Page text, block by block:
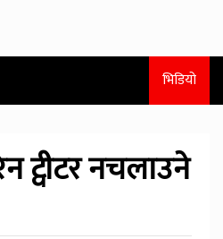
भिडियो
ट्वीटर नचलाउने